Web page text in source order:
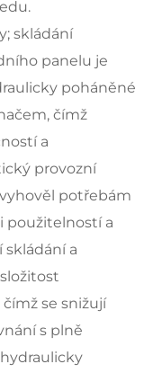
skládání
panelu je
poháněné
čímž
a
provozní
potřebám
použitelností a
a
se snižují
s plně